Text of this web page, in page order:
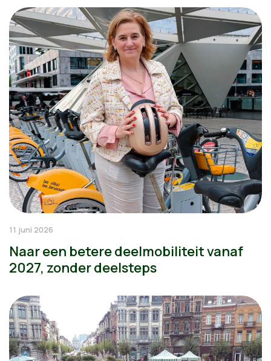
11 juni 2026
Naar een betere deelmobiliteit vanaf
2027, zonder deelsteps